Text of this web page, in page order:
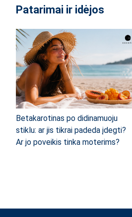
Patarimai ir idėjos
Betakarotinas po didinamuoju
stiklu: ar jis tikrai padeda įdegti?
Ar jo poveikis tinka moterims?